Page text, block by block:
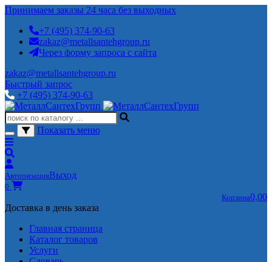
Принимаем заказы 24 часа без выходных
+7 (495) 374-90-63
zakaz@metallsantehgroup.ru
Через форму запроса с сайта
zakaz@metallsantehgroup.ru
Быстрый запрос
+7 (495) 374-90-63
Показать меню
АвторизацияВыход
0
Корзина0,00
Доставка в день заказа
Главная страница
Каталог товаров
Услуги